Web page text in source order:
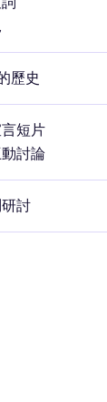
歷史
短片
討論
討